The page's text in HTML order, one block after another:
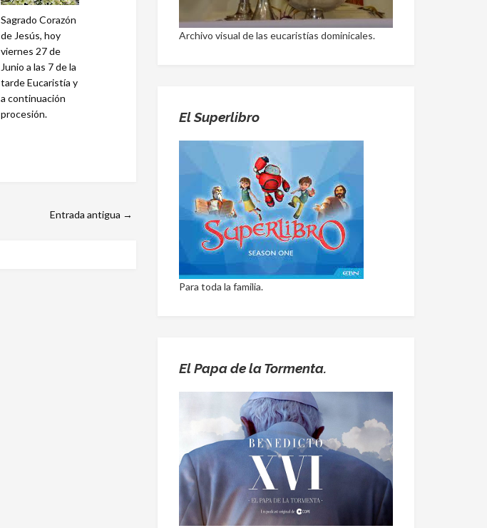
Sagrado Corazón
de Jesús, hoy
viernes 27 de
Junio a las 7 de la
tarde Eucaristía y
a continuación
procesión.
Entrada antigua →
Archivo visual de las eucaristías dominicales.
El Superlibro
Para toda la familia.
El Papa de la Tormenta.